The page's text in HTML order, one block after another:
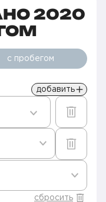
2020
с пробегом
добавить
сбросить